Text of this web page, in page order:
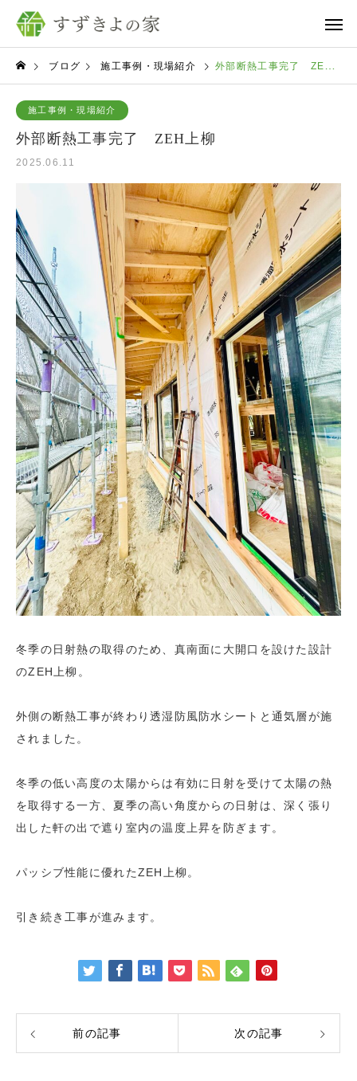
ブログ 施工事例・現場紹介 外部断熱工事完了 ZEH上柳
施工事例・現場紹介
外部断熱工事完了 ZEH上柳
2025.06.11
冬季の日射熱の取得のため、真南面に大開口を設けた設計
のZEH上柳。
外側の断熱工事が終わり透湿防風防水シートと通気層が施
されました。
冬季の低い高度の太陽からは有効に日射を受けて太陽の熱
を取得する一方、夏季の高い角度からの日射は、深く張り
出した軒の出で遮り室内の温度上昇を防ぎます。
パッシブ性能に優れたZEH上柳。
引き続き工事が進みます。
前の記事 次の記事